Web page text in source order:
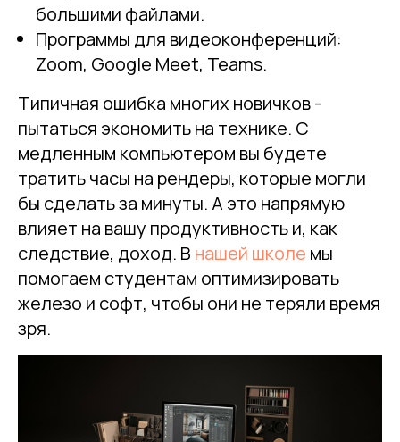
большими файлами.
Программы для видеоконференций:
Zoom, Google Meet, Teams.
Типичная ошибка многих новичков -
пытаться экономить на технике. С
медленным компьютером вы будете
тратить часы на рендеры, которые могли
бы сделать за минуты. А это напрямую
влияет на вашу продуктивность и, как
следствие, доход. В нашей школе мы
помогаем студентам оптимизировать
железо и софт, чтобы они не теряли время
зря.